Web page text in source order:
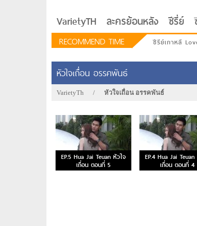
VarietyTH ละครย้อนหลัง ซีรี่ย์
RECOMMEND TIME ซีรีย์เกาหลี
หัวใจเถื่อน อรรคพันธ์
VarietyTh / หัวใจเถื่อน อรรคพันธ์
EP.5 Hua Jai Teuan หัวใจ
เถื่อน ตอนที่ 5
EP.4 Hua Jai
เถื่อน ตอนที่ 4